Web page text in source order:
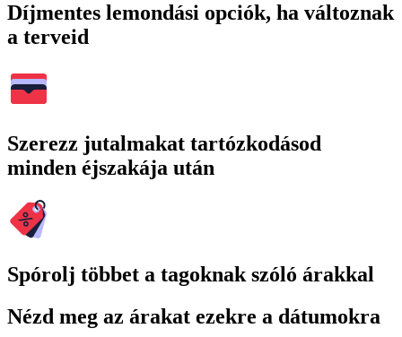
Díjmentes lemondási opciók, ha változnak
a terveid
Szerezz jutalmakat tartózkodásod
minden éjszakája után
Spórolj többet a tagoknak szóló árakkal
Nézd meg az árakat ezekre a dátumokra